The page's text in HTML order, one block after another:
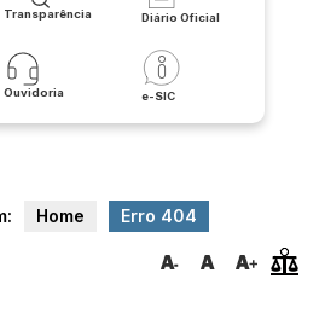
Transparência Diário Oficial
Ouvidoria e-SIC
Home Erro 404